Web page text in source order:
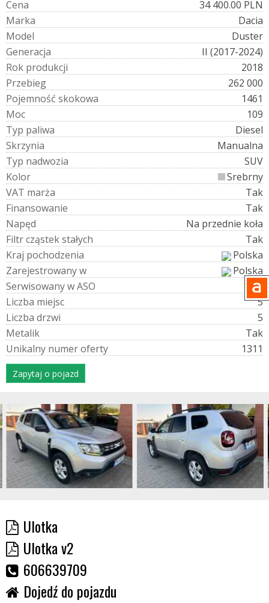
Cena
34 400.00 PLN
Marka
Dacia
Model
Duster
Generacja
II (2017-2024)
Rok produkcji
2018
Przebieg
262 000
Pojemność skokowa
1461
Moc
109
Typ paliwa
Diesel
Skrzynia
Manualna
Typ nadwozia
SUV
Kolor
Srebrny
VAT marża
Tak
Finansowanie
Tak
Napęd
Na przednie koła
Filtrcząstekstałych
Tak
Kraj pochodzenia
Polska
Zarejestrowanyw
Polska
SerwisowanywASO
Tak
Liczba miejsc
5
Liczba drzwi
5
Metalik
Tak
Unikalny numeroferty 1311
Zapytaj o pojazd
Ulotka
Ulotka v2
606639709
Dojedź do pojazdu